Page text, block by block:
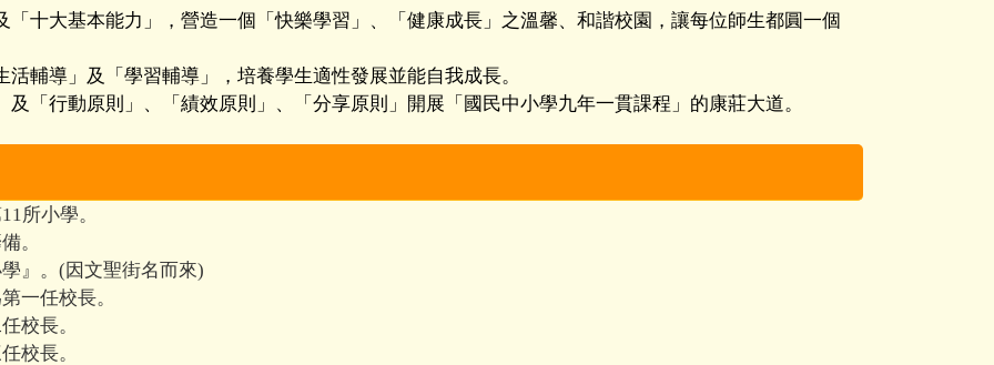
十大基本能力」，營造一個「快樂學習」、「健康成長」之溫馨、和諧校園，讓每位師生都圓一個
輔導」及「學習輔導」，培養學生適性發展並能自我成長。
「行動原則」、「績效原則」、「分享原則」開展「國民中小學九年一貫課程」的康莊大道。
所小學。
。
』。(因文聖街名而來)
一任校長。
校長。
校長。